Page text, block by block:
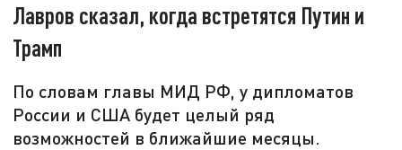
Лавров сказал, когда встретятся Путин и
Трамп
По словам главы МИД РФ, у дипломатов
России и США будет целый ряд
возможностей в ближайшие месяцы.